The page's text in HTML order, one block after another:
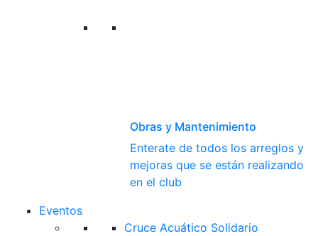
Obras y Mantenimiento
Enterate de todos los arreglos y
mejoras que se están realizando
en el club
Eventos
Cruce Acuático Solidario